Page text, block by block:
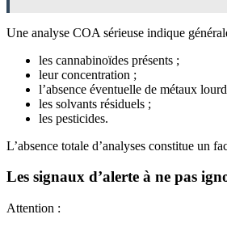
Une analyse COA sérieuse indique
les cannabinoïdes présents ;
leur concentration ;
l’absence éventuelle de métaux
les solvants résiduels ;
les pesticides.
L’absence totale d’analyses constitue un
Les signaux d’alerte à ne pas
Attention :